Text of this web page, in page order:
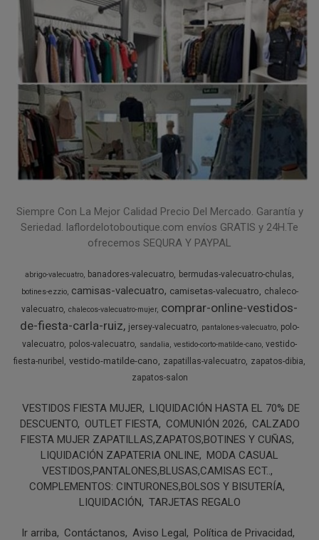
Siempre Con La Mejor Calidad Precio Del Mercado. Garantía y
Seriedad. laflordelotoboutique.com envíos GRATIS y 24H.Te
ofrecemos SEQURA Y PAYPAL
abrigo-valecuatro banadores-valecuatro bermudas-valecuatro-chulas
botines-ezzio camisas-valecuatro camisetas-valecuatro
chaleco-
valecuatro chalecos-valecuatro-mujer comprar-online-vestidos-
de-fiesta-carla-ruiz
jersey-valecuatro pantalones-valecuatro polo-
valecuatro polos-valecuatro sandalia vestido-corto-matilde-cano vestido-
fiesta-nuribel
vestido-matilde-cano zapatillas-valecuatro zapatos-dibia
zapatos-salon
VESTIDOS FIESTA MUJER LIQUIDACIÓN HASTA EL 70% DE
DESCUENTO OUTLET FIESTA COMUNIÓN 2026
CALZADO
FIESTA MUJER ZAPATILLAS,ZAPATOS,BOTINES Y CUÑAS
LIQUIDACIÓN ZAPATERIA ONLINE MODA CASUAL
VESTIDOS,PANTALONES,BLUSAS,CAMISAS ECT..
COMPLEMENTOS: CINTURONES,BOLSOS Y BISUTERÍA
LIQUIDACIÓN
TARJETAS REGALO
Ir arriba Contáctanos Aviso Legal
Política de Privacidad